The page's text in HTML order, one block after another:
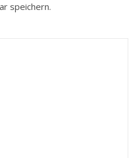
speichern.